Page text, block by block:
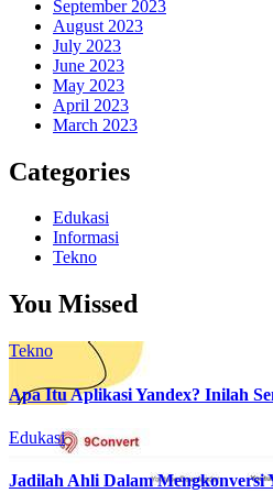
September 2023
August 2023
July 2023
June 2023
May 2023
April 2023
March 2023
Categories
Edukasi
Informasi
Tekno
You Missed
Tekno
Apa Itu Aplikasi Yandex? Inilah
Edukasi
Jadilah Ahli Dalam Mengkonversi